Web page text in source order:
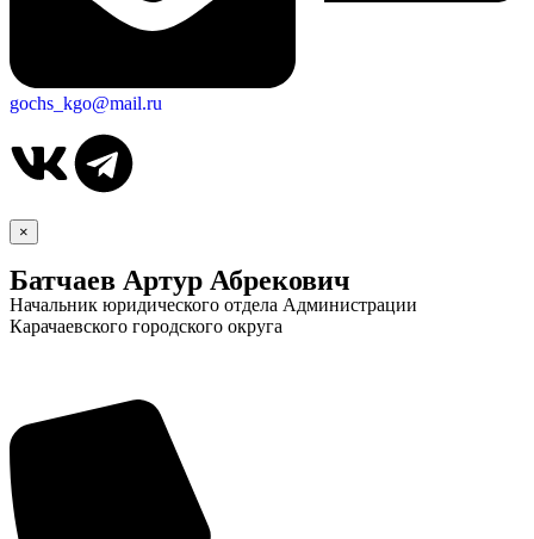
gochs_kgo@mail.ru
×
Батчаев Артур Абрекович
Начальник юридического отдела Администрации
Карачаевского городского округа